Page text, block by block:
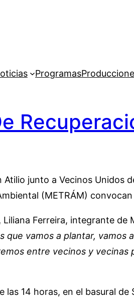
Programas
junto a Vecinos Unidos
(METRÁM)
Ferreira, integrante
vamos a plantar,
entre vecinos y
14 horas, en el basural